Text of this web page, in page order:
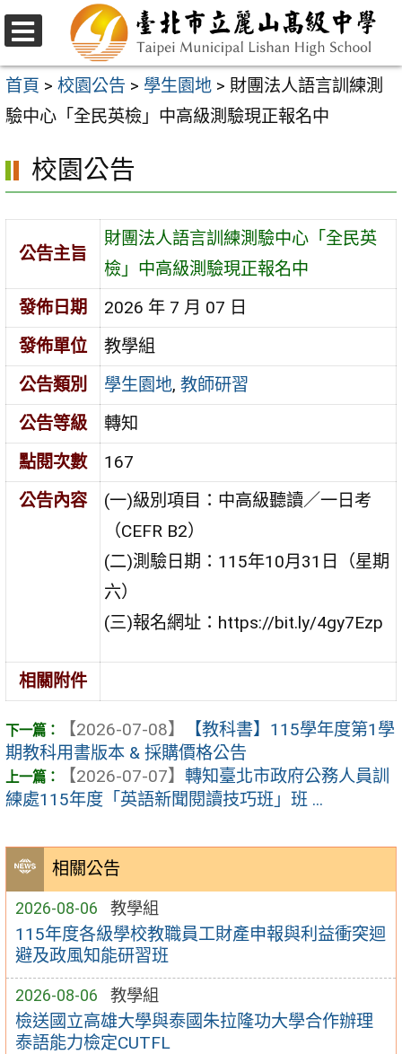
跳
至
主
要
容
區
選
單
首頁 > 校園公告 > 學生園地 > 財團法人語言訓練測
驗中心「全民英檢」中高級測驗現正報名中
相關公告
2026-08-06 教學組
115年度各級學校教職員工財產申報與利益衝突迴
避及政風知能研習班
2026-08-06 教學組
檢送國立高雄大學與泰國朱拉隆功大學合作辦理
泰語能力檢定CUTFL
校園公告
公告主旨
財團法人語言訓練測驗中心「全民英
檢」中高級測驗現正報名中
發佈日期
2026 年 7 月 07 日
發佈單位
教學組
公告類別
學生園地,教師研習
公告等級
轉知
點閱次數
167
公告內容
(一)級別項目：中高級聽讀／一日考
（CEFR B2）
(二)測驗日期：115年10月31日（星期
六）
(三)報名網址：https://bit.ly/4gy7Ezp
相關附件
【2026-07-08】
【教科書】115學年度第1學
期教科用書版本 & 採購價格公告
【2026-07-07】 轉知臺北市政府公務人員訓
練處115年度「英語新聞閱讀技巧班」班 ...